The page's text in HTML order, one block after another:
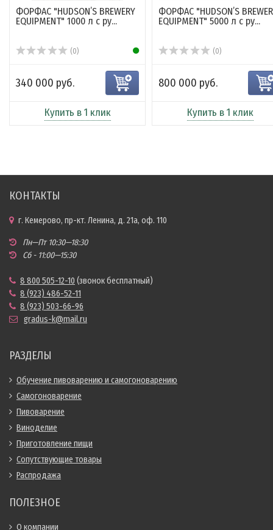
ФОРФАС "HUDSON’S BREWERY
EQUIPMENT" 1000 л с ру...
(0)
340 000 руб.
Купить в 1 клик
ФОРФАС "HUDSON’S
EQUIPMENT" 5000 л с ру...
(0)
800 000 руб.
Купить в 1 клик
КОНТАКТЫ
г. Кемерово, пр-кт. Ленина, д. 21а, оф. 110
Пн—Пт 10:30—18:30
Сб - 11:00—15:30
8 800 505-12-10 (звонок бесплатный)
8 (923) 486-52-11
8 (923) 503-66-96
gradus-k@mail.ru
РАЗДЕЛЫ
Обучение пивоварению и самогоноварению
Самогоноварение
Пивоварение
Виноделие
Приготовление пищи
Сопутствующие товары
Распродажа
ПОЛЕЗНОЕ
О компании